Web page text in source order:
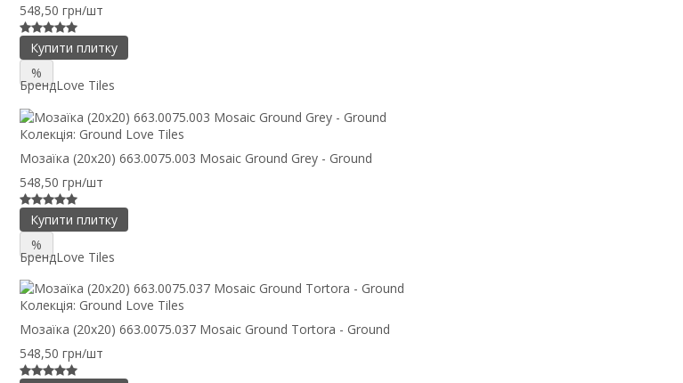
548,50 грн/шт
Купити плитку
%
БрендLove Tiles
Колекція: Ground Love Tiles
Мозаїка (20x20) 663.0075.003 Mosaic Ground Grey - Ground
548,50 грн/шт
Купити плитку
%
БрендLove Tiles
Колекція: Ground Love Tiles
Мозаїка (20x20) 663.0075.037 Mosaic Ground Tortora - Ground
548,50 грн/шт